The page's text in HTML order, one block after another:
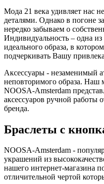
Мода 21 века удивляет нас
деталями. Однако в погоне
нередко забываем о
Индивидуальность – одна
идеального образа, в
подчеркивать Вашу
Аксессуары - незаменимый
неповторимого образа. Наш
NOOSA-Amsterdam
аксессуаров ручной работы
бренда.
Браслеты с
NOOSA-Amsterdam -
украшений из
нашего интернет-магазина
отличительной чертой